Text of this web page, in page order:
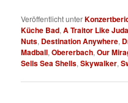
Veröffentlicht unter
Küche Bad,A Traitor Like
Nuts, Destination Anywhere,
Madball,Obererbach,Our
Sells Sea Shells,Skywalker,